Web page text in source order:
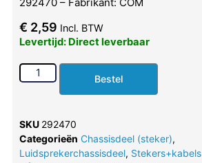
€ 2,59 Incl. BTW
Levertijd: Direct leverbaar
Bestel
SKU 292470
Categorieën Chassisdeel (steker),
Luidsprekerchassisdeel, Stekers+kabels